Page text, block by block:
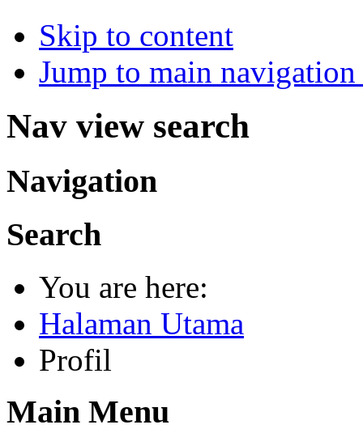
Skip to content
Jump to main
Nav view search
Navigation
Search
You are here:
Halaman Utama
Profil
Main Menu